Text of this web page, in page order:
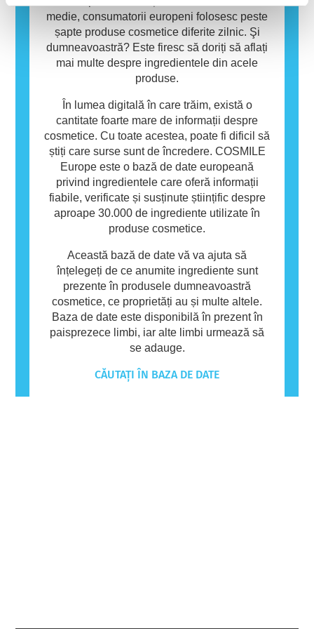
medie, consumatorii europeni folosesc peste
șapte produse cosmetice diferite zilnic. Şi
dumneavoastră? Este firesc să doriți să aflați
mai multe despre ingredientele din acele
produse.
În lumea digitală în care trăim, există o
cantitate foarte mare de informații despre
cosmetice. Cu toate acestea, poate fi dificil să
știți care surse sunt de încredere. COSMILE
Europe este o bază de date europeană
privind ingredientele care oferă informații
fiabile, verificate și susținute științific despre
aproape 30.000 de ingrediente utilizate în
produse cosmetice.
Această bază de date vă va ajuta să
înțelegeți de ce anumite ingrediente sunt
prezente în produsele dumneavoastră
cosmetice, ce proprietăți au și multe altele.
Baza de date este disponibilă în prezent în
paisprezece limbi, iar alte limbi urmează să
se adauge.
CĂUTAȚI ÎN BAZA DE DATE